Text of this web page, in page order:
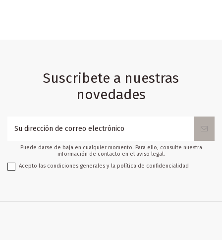
Suscribete a nuestras
novedades
Puede darse de baja en cualquier momento. Para ello, consulte nuestra
información de contacto en el aviso legal.
Acepto las condiciones generales y la política de confidencialidad